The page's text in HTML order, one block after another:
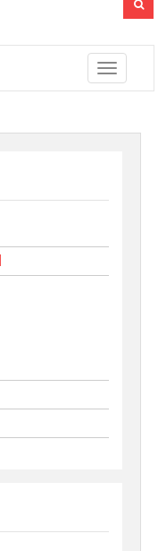
Toggle
navigation